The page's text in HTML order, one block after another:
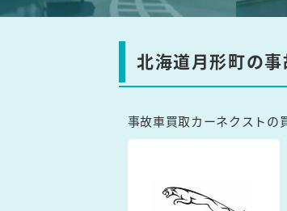
北海道月形町の
事故車買取カーネクストの